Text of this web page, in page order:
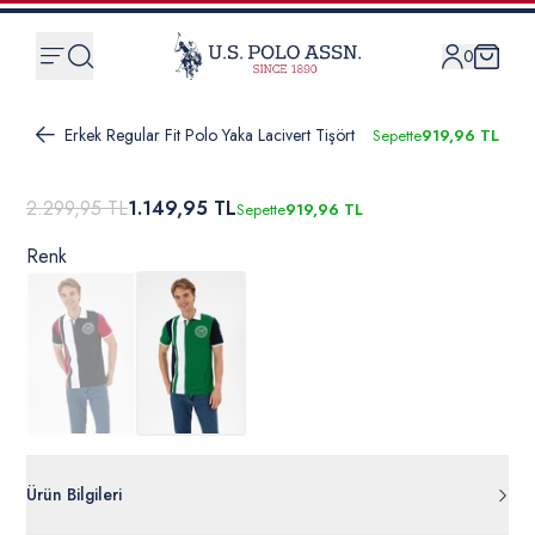
0
Erkek Regular Fit Polo Yaka Lacivert Tişört Sepette919,96 TL
2.299,95 TL1.149,95 TLSepette919,96 TL
Renk
Ürün Bilgileri